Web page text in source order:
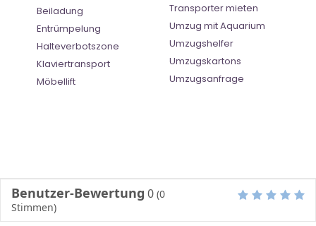
Beiladung
Entrümpelung
Halteverbotszone
Klaviertransport
Möbellift
Transporter mieten
Umzug mit Aquarium
Umzugshelfer
Umzugskartons
Umzugsanfrage
Benutzer-Bewertung 0 (0
Stimmen)